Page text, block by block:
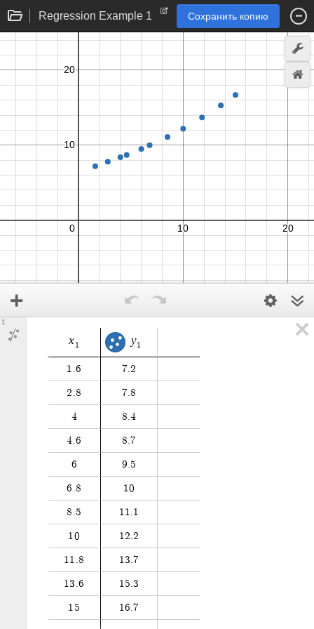
Regression Example 1 Сохранить копию
x1 y1
1 6 7 .2
2 8 7 .8
4 8 .4
4 6 8 .7
6 9 .5
6 8 1 0
8 5 1 1 1
1 0 1 2 .2
1 1 8 1 3 .7
13 6 1 5 .3
1 5 1 6 .7
1